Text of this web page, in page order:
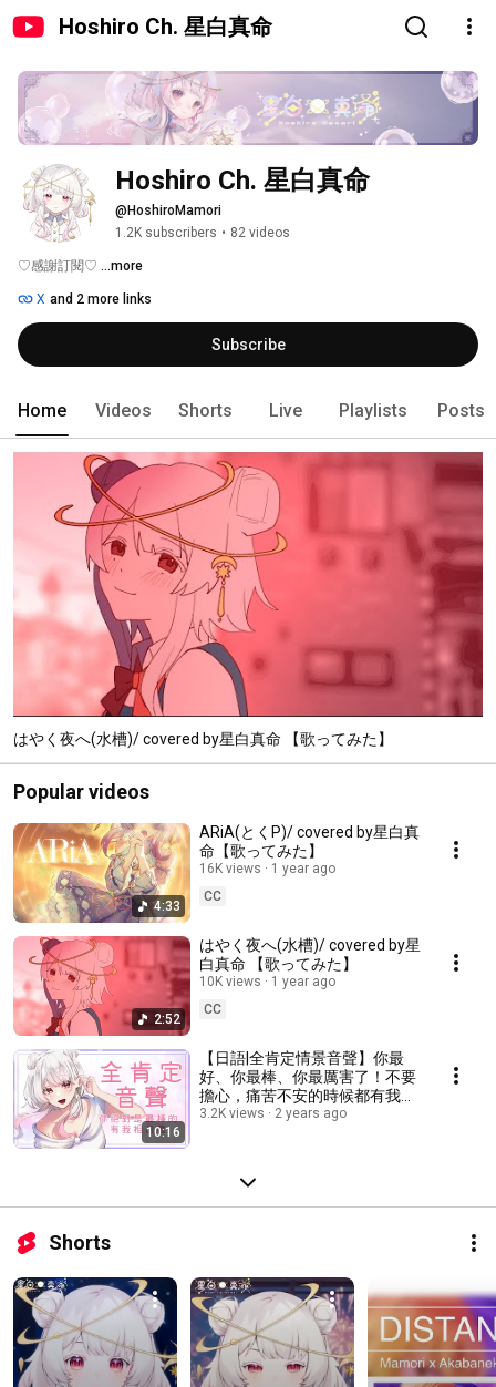
Hoshiro Ch. 星白真命
Hoshiro Ch. 星白真命
@HoshiroMamori
1.2K subscribers • 82 videos
♡感謝訂閱♡ ...more
X and 2 more links
Subscribe
Home Videos Shorts Live Playlists Posts
はやく夜へ(水槽)/ covered by星白真命 【歌ってみた】
Popular videos
4:33
ARiA(とくP)/ covered by星白真
命【歌ってみた】
16K views
1 year ago
CC
2:52
はやく夜へ(水槽)/ covered by星
白真命 【歌ってみた】
10K views
1 year ago
CC
10:16
【日語|全肯定情景音聲】你最
好、你最棒、你最厲害了！不要
擔心，痛苦不安的時候都有我陪
著你！あなたをひたすらほめ
3.2K views 2 years ago
Shorts